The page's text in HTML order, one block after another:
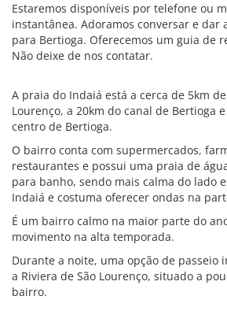
Estaremos disponíveis por telefone ou
instantânea. Adoramos conversar e dar
para Bertioga. Oferecemos um guia de
Não deixe de nos contatar.
A praia do Indaiá está a cerca de 5km
Lourenço, a 20km do canal de Bertioga
centro de Bertioga.
O bairro conta com supermercados,
restaurantes e possui uma praia de
para banho, sendo mais calma do lado
Indaiá e costuma oferecer ondas na
É um bairro calmo na maior parte do
movimento na alta temporada.
Durante a noite, uma opção de passeio
a Riviera de São Lourenço, situado a
bairro.